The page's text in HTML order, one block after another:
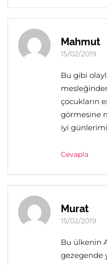
Mahmut
15/02/2019
Bu gibi
çocukların
görmesine
iyi
Cevapla
Murat
15/02/2019
Bu ülkenin
gezegende